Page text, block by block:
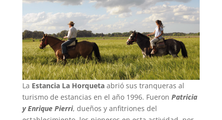
La Estancia La Horquetaabrió sus tranqueras al
turismo de estancias en el año 1996. Fueron Patricia
y Enrique Pierri, dueños y anfitriones del